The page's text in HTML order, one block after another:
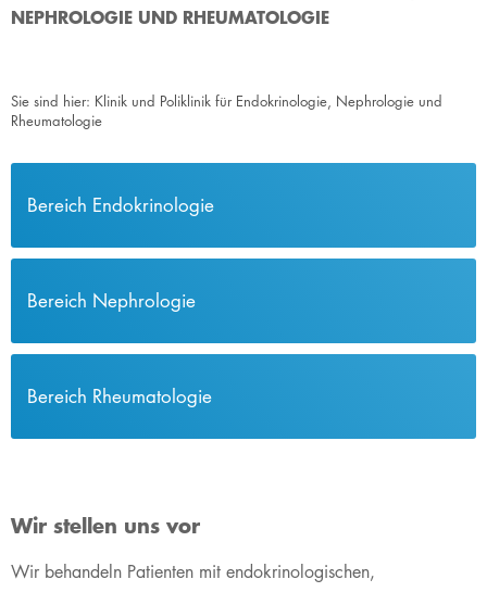
NEPHROLOGIE UND RHEUMATOLOGIE
Sie sind hier: Klinik und Poliklinik für Endokrinologie, Nephrologie und
Rheumatologie
Bereich Endokrinologie
Bereich Nephrologie
Bereich Rheumatologie
Wir stellen uns vor
Wir behandeln Patienten mit endokrinologischen,